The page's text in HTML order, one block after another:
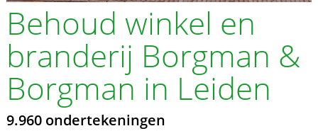
Behoud winkel en
branderij Borgman &
Borgman in Leiden
9.960 ondertekeningen